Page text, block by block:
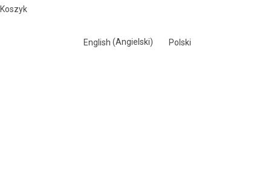
Koszyk
English (Angielski) Polski